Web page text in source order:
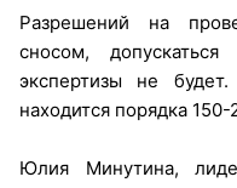
Разрешений на
сносом,
экспертизы не
находится порядка
Юлия Минутина,